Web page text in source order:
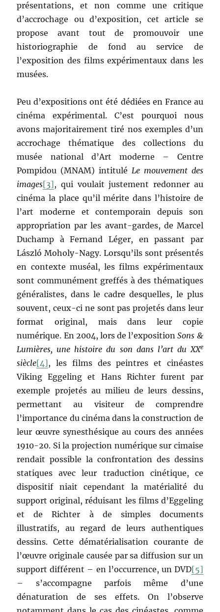
présentations, et non comme une critique
d’accrochage ou d’exposition, cet article se
propose avant tout de promouvoir une
historiographie de fond au service de
l’exposition des films expérimentaux dans les
musées.
Peu d’expositions ont été dédiées en France au
cinéma expérimental. C’est pourquoi nous
avons majoritairement tiré nos exemples d’un
accrochage thématique des collections du
musée national d’Art moderne – Centre
Pompidou (MNAM) intitulé Le mouvement des
images[3], qui voulait justement redonner au
cinéma la place qu’il mérite dans l’histoire de
l’art moderne et contemporain depuis son
appropriation par les avant-gardes, de Marcel
Duchamp à Fernand Léger, en passant par
László Moholy-Nagy. Lorsqu’ils sont présentés
en contexte muséal, les films expérimentaux
sont communément greffés à des thématiques
généralistes, dans le cadre desquelles, le plus
souvent, ceux-ci ne sont pas projetés dans leur
format original, mais dans leur copie
numérique. En 2004, lors de l’expositionSons &
Lumières, une histoire du son dans l’art du XXe
siècle[4], les films des peintres et cinéastes
Viking Eggeling et Hans Richter furent par
exemple projetés au milieu de leurs dessins,
permettant au visiteur de comprendre
l’importance du cinéma dans la construction de
leur œuvre synesthésique au cours des années
1910-20. Si la projection numérique sur cimaise
rendait possible la confrontation des dessins
statiques avec leur traduction cinétique, ce
dispositif niait cependant la matérialité du
support original, réduisant les films d’Eggeling
et de Richter à de simples documents
illustratifs, au regard de leurs authentiques
dessins. Cette dématérialisation courante de
l’œuvre originale causée par sa diffusion sur un
support différent – en l’occurrence, un DVD[5]
– s’accompagne parfois même d’une
dénaturation de ses effets. On l’observe